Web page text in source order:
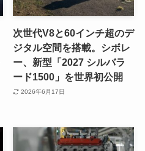
次世代V8と60インチ超のデ
ジタル空間を搭載。シボレ
ー、新型「2027 シルバラ
ード1500」を世界初公開
2026年6月17日